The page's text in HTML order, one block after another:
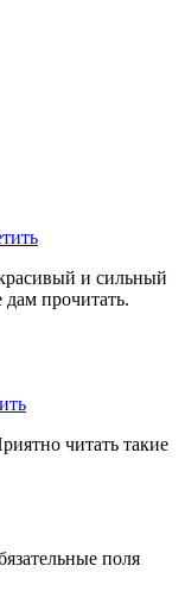
и сильный
дам прочитать.
читать такие
поля